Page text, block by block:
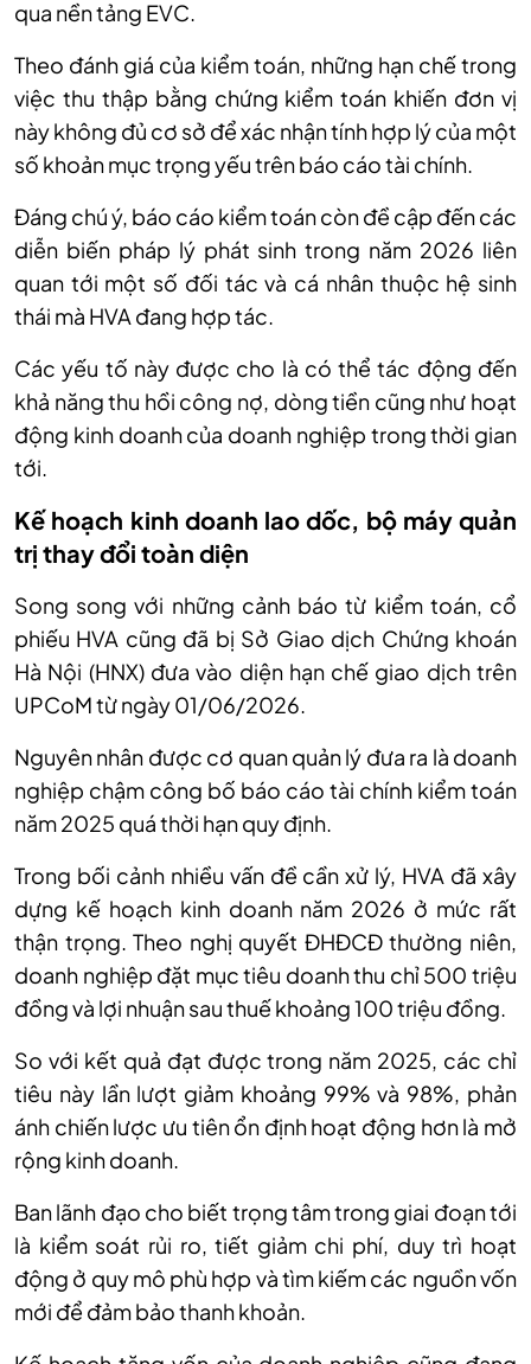
qua nền tảng EVC.
Theo đánh giá của kiểm toán, những hạn chế trong
việc thu thập bằng chứng kiểm toán khiến đơn vị
này không đủ cơ sở để xác nhận tính hợp lý của một
số khoản mục trọng yếu trên báo cáo tài chính.
Đáng chú ý, báo cáo kiểm toán còn đề cập đến các
diễn biến pháp lý phát sinh trong năm 2026 liên
quan tới một số đối tác và cá nhân thuộc hệ sinh
thái mà HVA đang hợp tác.
Các yếu tố này được cho là có thể tác động đến
khả năng thu hồi công nợ, dòng tiền cũng như hoạt
động kinh doanh của doanh nghiệp trong thời gian
tới.
Kế hoạch kinh doanh lao dốc, bộ máy quản
trị thay đổi toàn diện
Song song với những cảnh báo từ kiểm toán, cổ
phiếu HVA cũng đã bị Sở Giao dịch Chứng khoán
Hà Nội (HNX) đưa vào diện hạn chế giao dịch trên
UPCoM từ ngày 01/06/2026.
Nguyên nhân được cơ quan quản lý đưa ra là doanh
nghiệp chậm công bố báo cáo tài chính kiểm toán
năm 2025 quá thời hạn quy định.
Trong bối cảnh nhiều vấn đề cần xử lý, HVA đã xây
dựng kế hoạch kinh doanh năm 2026 ở mức rất
thận trọng. Theo nghị quyết ĐHĐCĐ thường niên,
doanh nghiệp đặt mục tiêu doanh thu chỉ 500 triệu
đồng và lợi nhuận sau thuế khoảng 100 triệu đồng.
So với kết quả đạt được trong năm 2025, các chỉ
tiêu này lần lượt giảm khoảng 99% và 98%, phản
ánh chiến lược ưu tiên ổn định hoạt động hơn là mở
rộng kinh doanh.
Ban lãnh đạo cho biết trọng tâm trong giai đoạn tới
là kiểm soát rủi ro, tiết giảm chi phí, duy trì hoạt
động ở quy mô phù hợp và tìm kiếm các nguồn vốn
mới để đảm bảo thanh khoản.